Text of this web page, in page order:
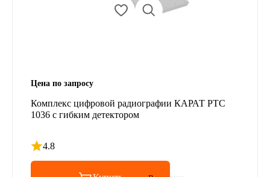
Цена по запросу
Комплекс цифровой радиографии КАРАТ РТС
1036 с гибким детектором
4.8
Рейтинг 4.8 из 5